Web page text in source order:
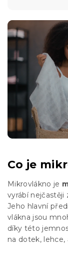
Co je
Mikrovlákno je
vyrábí
Jeho hlavní
vlákna jsou
díky této
na dotek,